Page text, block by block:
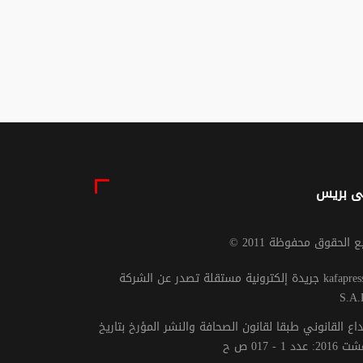
بريس
الحقوق محفوظة 2011
جريدة إلكترونية مستقلة تصدر عن الشركة kafapresse -
القانوني طبقا لقانون الصحافة والنشر المؤرخ بتاريخ